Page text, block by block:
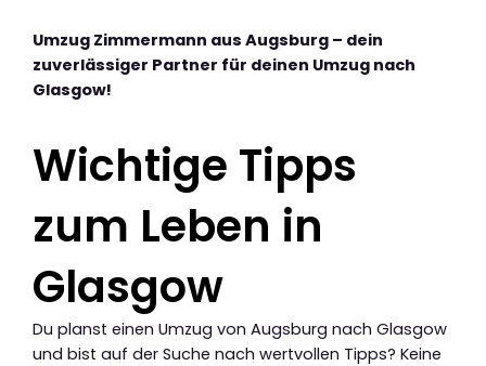
Umzug Zimmermann aus Augsburg – dein
zuverlässiger Partner für deinen Umzug nach
Glasgow!
Wichtige Tipps
zum Leben in
Glasgow
Du planst einen Umzug von Augsburg nach Glasgow
und bist auf der Suche nach wertvollen Tipps? Keine